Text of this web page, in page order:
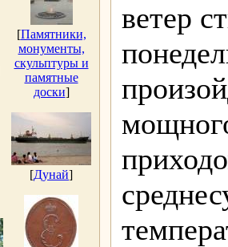
[Памятники,
монументы,
скульптуры и
памятные
доски]
[Дунай]
ветер